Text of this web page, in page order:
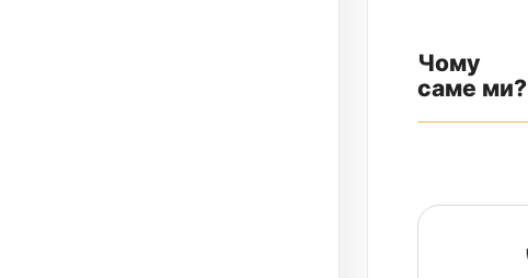
Чому
саме ми?